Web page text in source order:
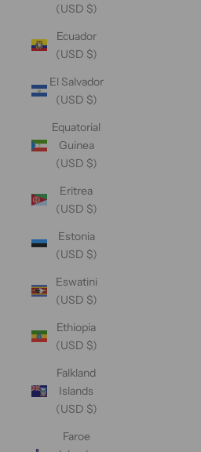
(USD $)
Ecuador
(USD $)
El Salvador
(USD $)
Equatorial
Guinea
(USD $)
Eritrea
(USD $)
Estonia
(USD $)
Eswatini
(USD $)
Ethiopia
(USD $)
Falkland
Islands
(USD $)
Faroe